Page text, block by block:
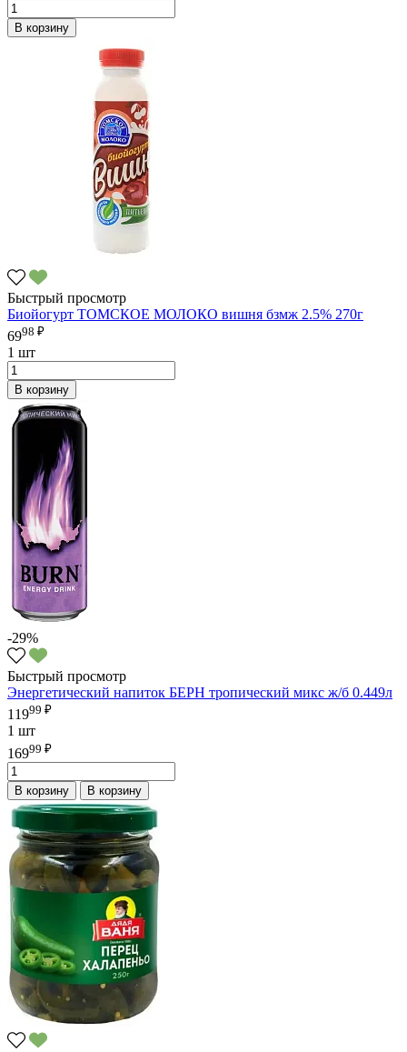
В корзину
Быстрый просмотр
Биойогурт ТОМСКОЕ МОЛОКО вишня бзмж 2.5% 270г
6998 ₽
1 шт
В корзину
-29%
Быстрый просмотр
Энергетический напиток БЕРН тропический микс ж/б 0.449л
11999 ₽
1 шт
16999 ₽
В корзину В корзину